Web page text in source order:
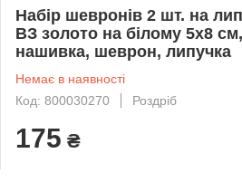
Набір шевронів 2 шт. на
ВЗ золото на білому 5х8
нашивка, шеврон, липучка
Немає в наявності
Код: 800030270
Роздріб
175 ₴